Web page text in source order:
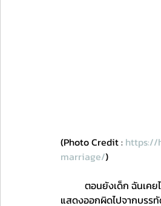
(Photo Credit : https://
marriage/)
แสดงออกผิดไปจากบรร